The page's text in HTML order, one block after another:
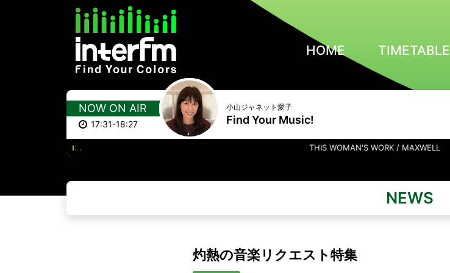
HOME TIMETABLE
NOW ON AIR
17:31-18:27
小山ジャネット愛子
Find Your Music!
THIS WOMAN'S WORK / MAXWELL
NEWS
灼熱の音楽リクエスト特集